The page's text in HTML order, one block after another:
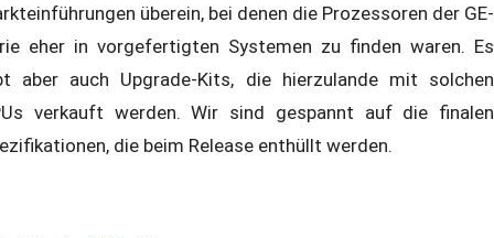
überein, bei denen die Prozessoren der GE-
eher in vorgefertigten Systemen zu finden waren. Es
aber auch Upgrade-Kits, die hierzulande mit solchen
verkauft werden. Wir sind gespannt auf die finalen
die beim Release enthüllt werden.